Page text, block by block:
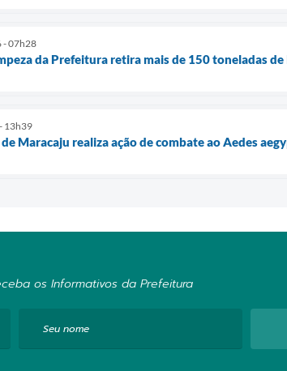
- 07h28
da Prefeitura retira mais de 150 toneladas
13h39
Maracaju realiza ação de combate ao Aedes
os Informativos da Prefeitura
Seu nome